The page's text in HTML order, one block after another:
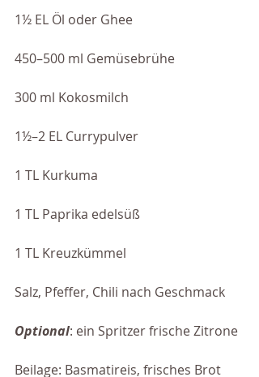
1½ EL Öl oder Ghee
450–500 ml Gemüsebrühe
300 ml Kokosmilch
1½–2 EL Currypulver
1 TL Kurkuma
1 TL Paprika edelsüß
1 TL Kreuzkümmel
Salz, Pfeffer, Chili nach Geschmack
Optional: ein Spritzer frische Zitrone
Beilage: Basmatireis, frisches Brot